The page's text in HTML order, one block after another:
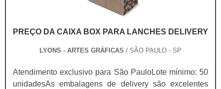
PREÇO DA CAIXA BOX PARA LANCHES DELIVERY
LYONS - ARTES GRÁFICAS / SÃO PAULO - SP
Atendimento exclusivo para São PauloLote mínimo: 50
unidadesAs embalagens de delivery são excelentes